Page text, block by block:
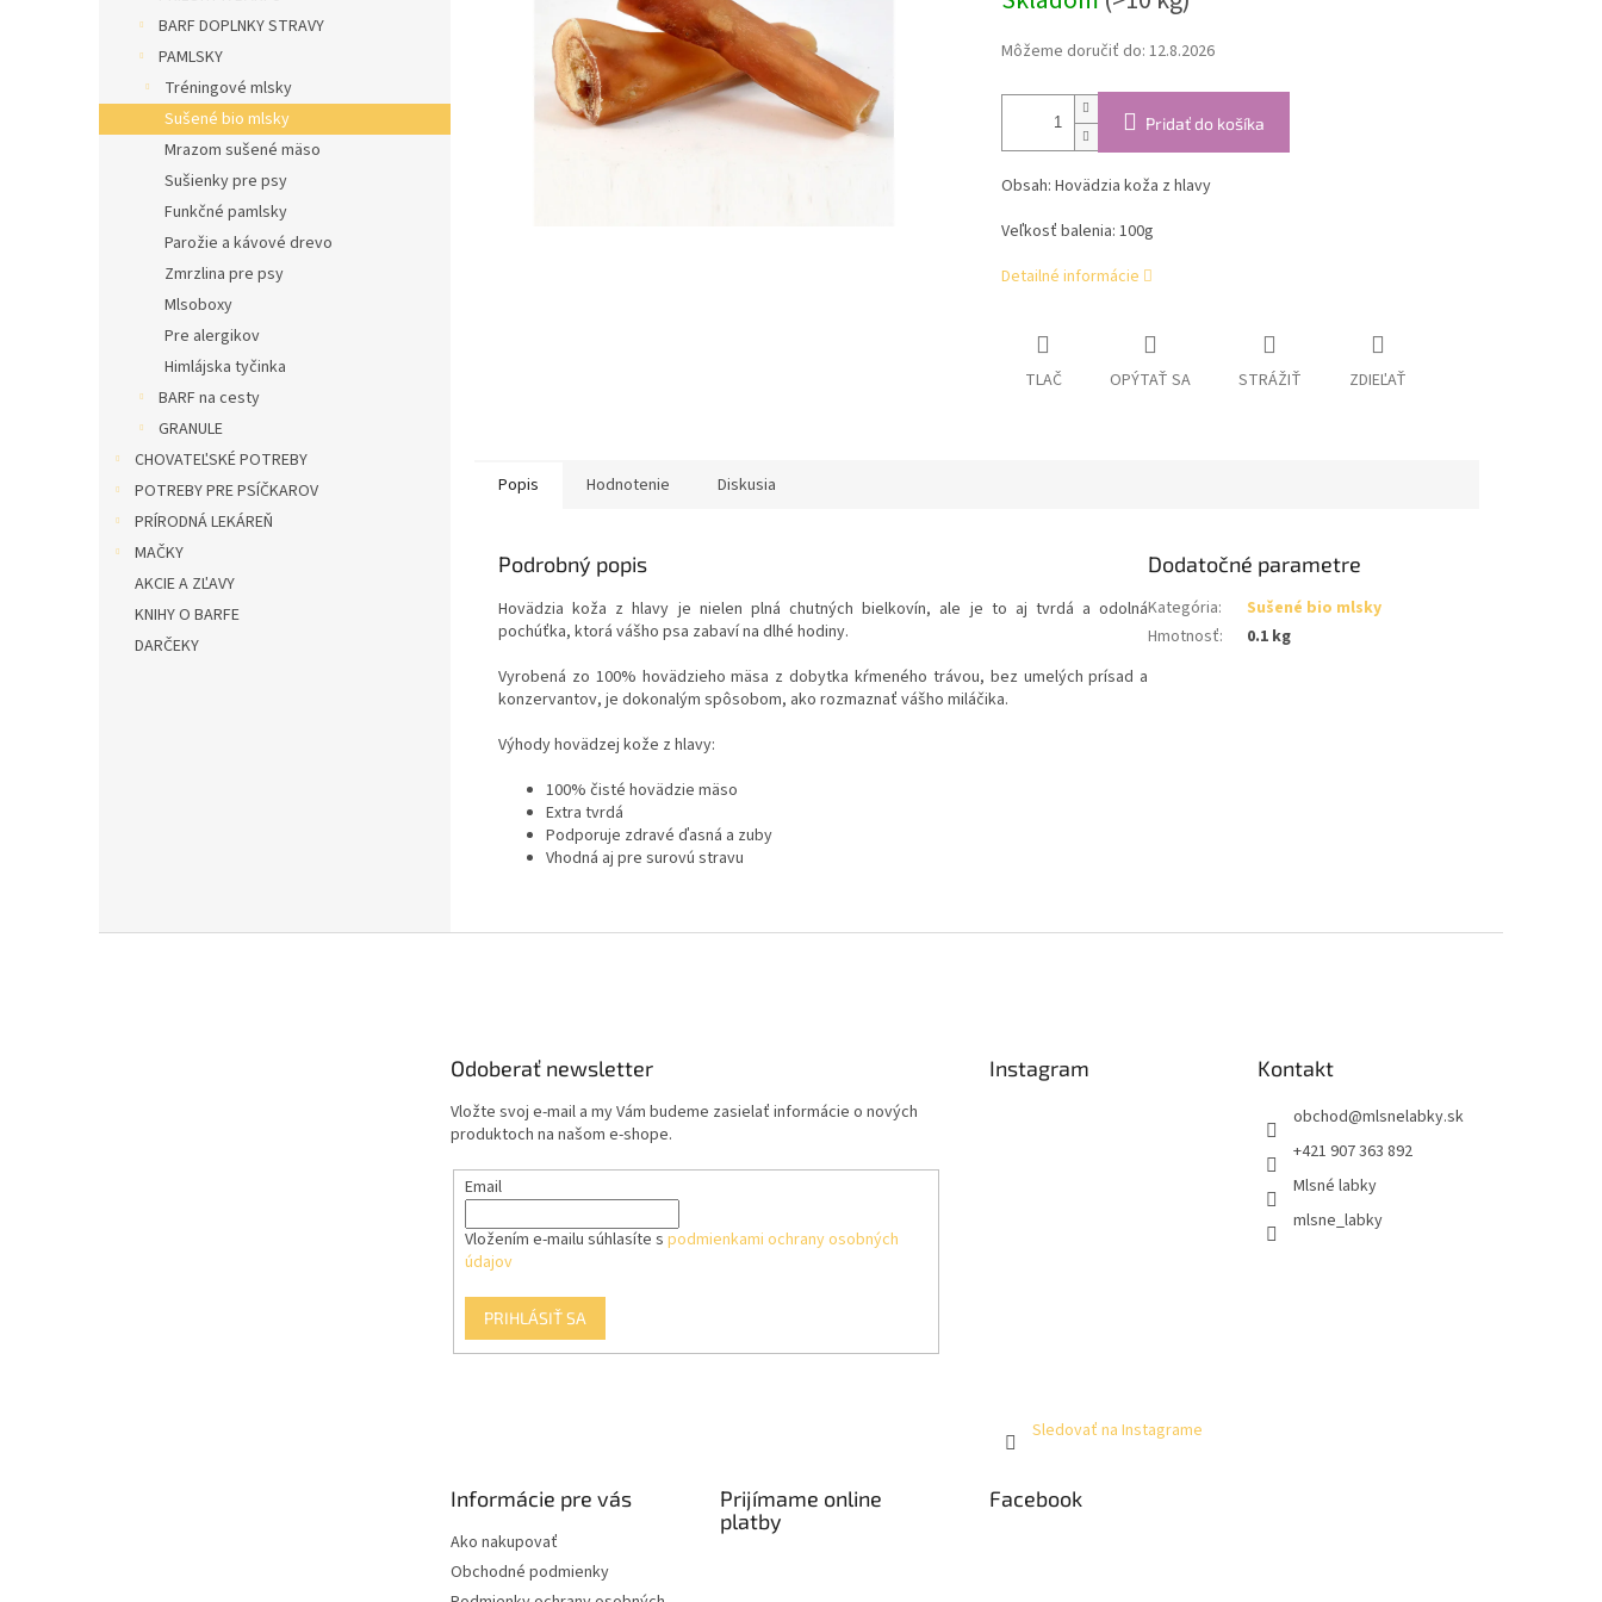
BARF DOPLNKY STRAVY
PAMLSKY
Tréningové mlsky
Sušené bio mlsky
Mrazom sušené mäso
Sušienky pre psy
Funkčné pamlsky
Parožie a kávové drevo
Zmrzlina pre psy
Mlsoboxy
Pre alergikov
Himlájska tyčinka
BARF na cesty
GRANULE
CHOVATEĽSKÉ POTREBY
POTREBY PRE PSÍČKAROV
PRÍRODNÁ LEKÁREŇ
MAČKY
AKCIE A ZĽAVY
KNIHY O BARFE
DARČEKY
Môžeme doručiť do: 12.8.2026
Pridať do košíka
Obsah: Hovädzia koža z hlavy
Veľkosť balenia: 100g
Detailné informácie
TLAČ OPÝTAŤ SA STRÁŽIŤ ZDIEĽAŤ
Popis Hodnotenie Diskusia
Podrobný popis
Hovädzia koža z hlavy je nielen plná chutných bielkovín, ale je to aj tvrdá a odolná
pochúťka, ktorá vášho psa zabaví na dlhé hodiny.
Vyrobená zo 100% hovädzieho mäsa z dobytka kŕmeného trávou, bez umelých prísad a
konzervantov, je dokonalým spôsobom, ako rozmaznať vášho miláčika.
Výhody hovädzej kože z hlavy:
100% čisté hovädzie mäso
Extra tvrdá
Podporuje zdravé ďasná a zuby
Vhodná aj pre surovú stravu
Dodatočné parametre
Kategória:
Sušené bio mlsky
Hmotnosť: 0.1 kg
Odoberať newsletter
Vložte svoj e-mail a my Vám budeme zasielať informácie o nových
produktoch na našom e-shope.
Email
Vložením e-mailu súhlasíte s podmienkami ochrany osobných
údajov
PRIHLÁSIŤ SA
Instagram
Sledovať na Instagrame
Kontakt
obchod@mlsnelabky.sk
+421 907 363 892
Mlsné labky
mlsne_labky
Informácie pre vás
Ako nakupovať
Obchodné podmienky
Prijímame online
platby
Facebook